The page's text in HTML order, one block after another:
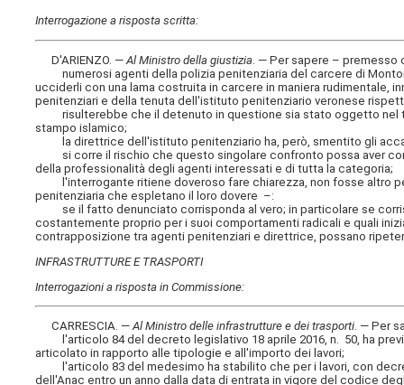
Interrogazione a risposta scritta:
D'ARIENZO. —Al Ministro della giustizia . — Per sapere – premesso
numerosi agenti della polizia penitenziaria del carcere di
ucciderli con una lama costruita in carcere in maniera rudimentale,
penitenziari e della tenuta dell'istituto penitenziario veronese
risulterebbe che il detenuto in questione sia stato oggetto nel
stampo islamico;
la direttrice dell'istituto penitenziario ha, però, smentito gli
si corre il rischio che questo singolare confronto possa aver
della professionalità degli agenti interessati e di tutta la categoria;
l'interrogante ritiene doveroso fare chiarezza, non fosse altro
penitenziaria che espletano il loro dovere –:
se il fatto denunciato corrisponda al vero; in particolare se
costantemente proprio per i suoi comportamenti radicali e quali
contrapposizione tra agenti penitenziari e direttrice, possano
INFRASTRUTTURE E TRASPORTI
Interrogazioni a risposta in Commissione:
CARRESCIA. —Al Ministro delle infrastrutture e dei trasporti. — Per
l'articolo 84 del decreto legislativo 18 aprile 2016, n. 50, ha
articolato in rapporto alle tipologie e all'importo dei lavori;
l'articolo 83 del medesimo ha stabilito che per i lavori, con
dell'Anac entro un anno dalla data di entrata in vigore del codice